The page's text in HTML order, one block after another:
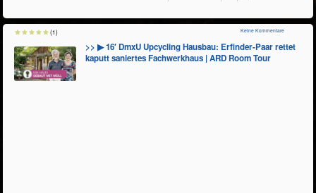
>> ▶ 16′ DmxU Upcycling Hausbau: Erfinder-Paar rettet
kaputt saniertes Fachwerkhaus | ARD Room Tour
Keine Kommentare
(1)